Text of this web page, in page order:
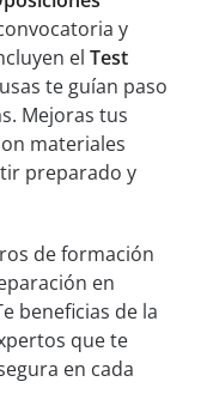
y
el Test
te guían paso
Mejoras tus
materiales
preparado y
de formación
en
beneficias de la
que te
en cada